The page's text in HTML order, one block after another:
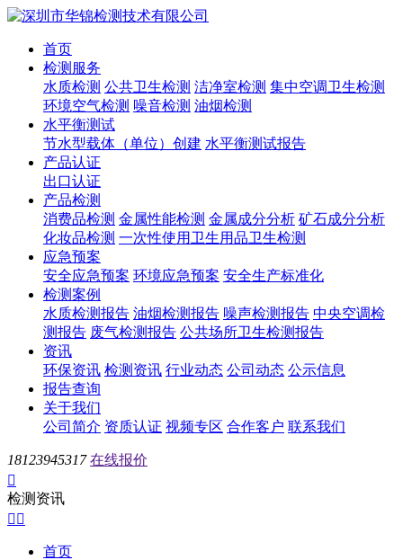
首页
检测服务
水质检测 公共卫生检测 洁净室检测 集中空调卫生检测
环境空气检测 噪音检测 油烟检测
水平衡测试
节水型载体（单位）创建 水平衡测试报告
产品认证
出口认证
产品检测
消费品检测 金属性能检测 金属成分分析 矿石成分分析
化妆品检测 一次性使用卫生用品卫生检测
应急预案
安全应急预案 环境应急预案 安全生产标准化
检测案例
水质检测报告 油烟检测报告 噪声检测报告 中央空调检
测报告 废气检测报告 公共场所卫生检测报告
资讯
环保资讯 检测资讯 行业动态 公司动态 公示信息
报告查询
关于我们
公司简介 资质认证 视频专区 合作客户 联系我们
18123945317 在线报价

检测资讯
 
首页